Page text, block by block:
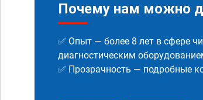
Почему нам можно
✅ Опыт — более 8 лет в сфере
диагностическим
✅ Прозрачность — подробные